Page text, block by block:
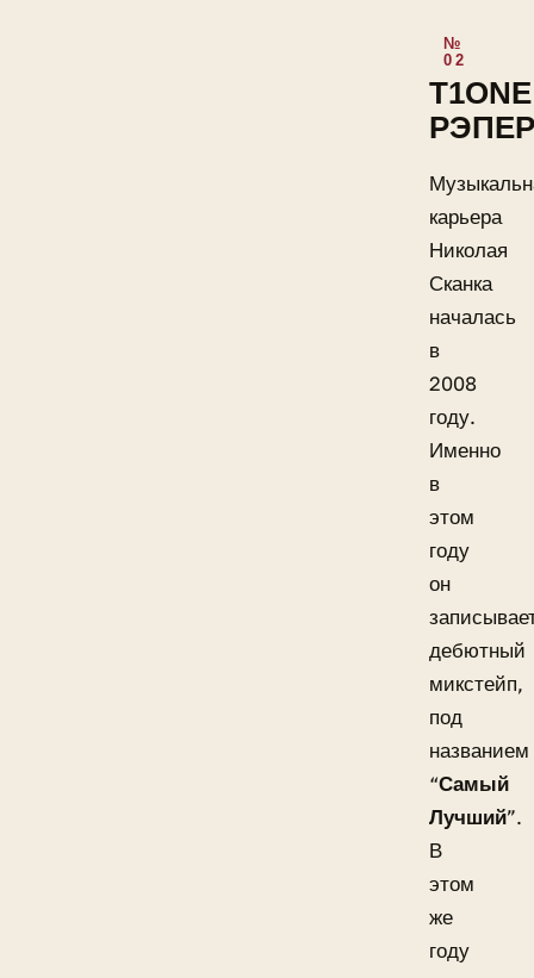
T1ONE
РЭПЕР
карьера
Николая
Сканка
началась
в
2008
году.
Именно
в
этом
году
он
дебютный
микстейп,
под
названием
“Самый
Лучший”.
В
этом
же
году